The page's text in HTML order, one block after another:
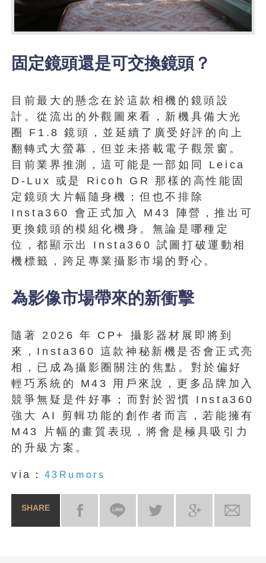
固定鏡頭還是可交換鏡頭？
目前最大的懸念在於這款相機的鏡頭設
計。從流出的外觀圖來看，新機具備大光
圈 F1.8 鏡頭，並延續了廣受好評的向上
翻轉式大螢幕，但並未搭載電子觀景窗。
目前業界推測，這可能是一部如同 Leica
D-Lux 或是 Ricoh GR 那樣的高性能固
定鏡頭大片幅隨身機；但也不排除
Insta360 會正式加入 M43 陣營，推出可
更換鏡頭的模組化機身。無論是哪種定
位，都顯示出 Insta360 試圖打破運動相
機標籤，跨足專業攝影市場的野心。
為影像市場帶來的新衝擊
隨著 2026 年 CP+ 攝影器材展即將到
來，Insta360 這款神秘新機是否會正式亮
相，已成為攝影圈關注的焦點。對於偏好
輕巧系統的 M43 用戶來說，更多品牌加入
競爭無疑是件好事；而對於習慣 Insta360
強大 AI 剪輯功能的創作者而言，若能擁有
M43 片幅的畫質表現，將會是極具吸引力
的升級方案。
via： 43Rumors
SHARE